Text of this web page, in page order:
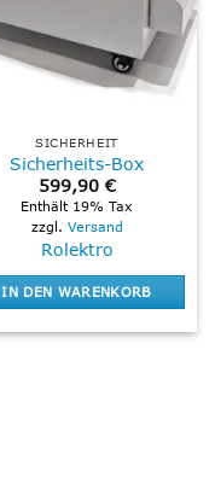
SICHERHEIT
Sicherheits-Box
599,90 €
Enthält 19% Tax
zzgl. Versand
Rolektro
IN DEN WARENKORB